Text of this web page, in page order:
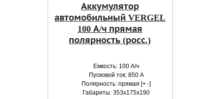
Аккумулятор
автомобильный VERGEL
100 А/ч прямая
полярность (росс.)
Емкость: 100 А/ч
Пусковой ток: 850 А
Полярность: прямая [+ -]
Габариты: 353x175x190